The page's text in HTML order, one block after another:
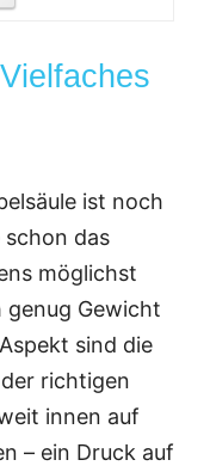
ist noch
schon das
möglichst
genug Gewicht
sind die
richtigen
innen auf
– ein Druck auf